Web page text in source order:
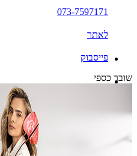
073-7597171
לאתר
פייסבוק
שובר כספי